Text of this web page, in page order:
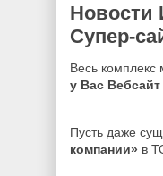
Новости
Супер-
Весь комплекс
у Вас
Пусть даже
компании» в